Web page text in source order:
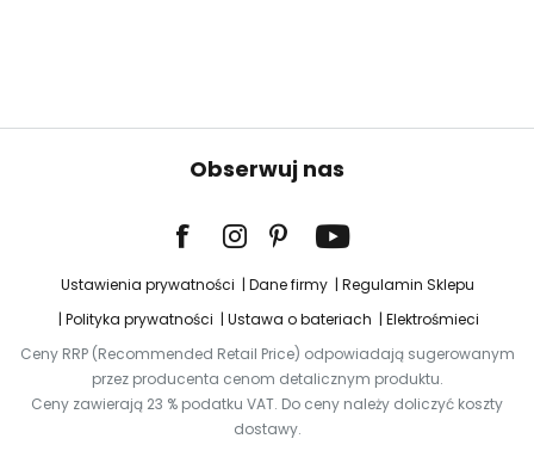
Obserwuj nas
Ustawienia prywatności Dane firmy
Regulamin Sklepu
Polityka prywatności
Ustawa o bateriach
Elektrośmieci
Ceny RRP (Recommended Retail Price) odpowiadają sugerowanym
przez producenta cenom detalicznym produktu.
Ceny zawierają 23 % podatku VAT. Do ceny należy doliczyć koszty
dostawy.